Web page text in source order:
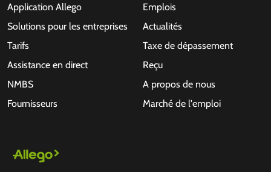
Application Allego
Solutions pour les entreprises
Tarifs
Assistance en direct
NMBS
Fournisseurs
Emplois
Actualités
Taxe de dépassement
Reçu
A propos de nous
Marché de l'emploi